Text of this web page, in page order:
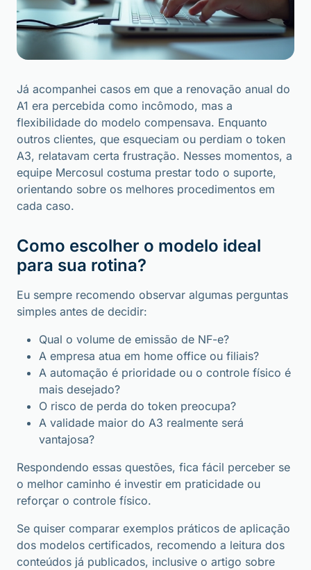
Já acompanhei casos em que a renovação anual do
A1 era percebida como incômodo, mas a
flexibilidade do modelo compensava. Enquanto
outros clientes, que esqueciam ou perdiam o token
A3, relatavam certa frustração. Nesses momentos, a
equipe Mercosul costuma prestar todo o suporte,
orientando sobre os melhores procedimentos em
cada caso.
Como escolher o modelo ideal
para sua rotina?
Eu sempre recomendo observar algumas perguntas
simples antes de decidir:
Qual o volume de emissão de NF-e?
A empresa atua em home office ou filiais?
A automação é prioridade ou o controle físico é
mais desejado?
O risco de perda do token preocupa?
A validade maior do A3 realmente será
vantajosa?
Respondendo essas questões, fica fácil perceber se
o melhor caminho é investir em praticidade ou
reforçar o controle físico.
Se quiser comparar exemplos práticos de aplicação
dos modelos certificados, recomendo a leitura dos
conteúdos já publicados, inclusive o artigo sobre